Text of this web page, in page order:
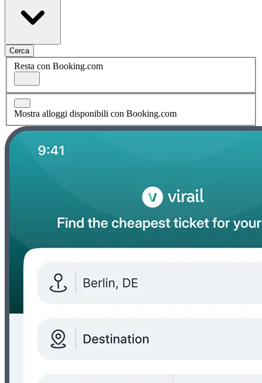
Cerca
Resta con Booking.com
Mostra alloggi disponibili con Booking.com